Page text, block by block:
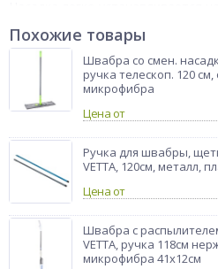
Бренд
Похожие товары
Швабра со смен.
ручка телескоп. 120
микрофибра
Цена от
Ручка для швабры,
VETTA, 120см, металл,
Цена от
Швабра с
VETTA, ручка 118см
микрофибра 41x12см